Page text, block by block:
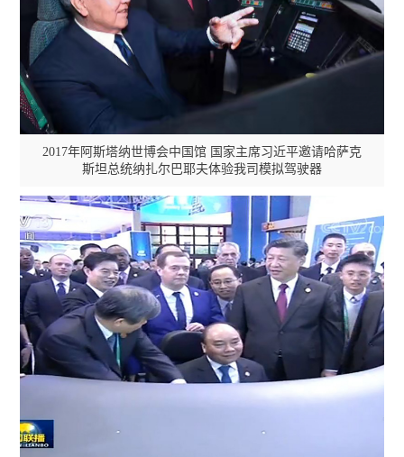
ISO/TS22163 认证证书 IS009001：质量管理体系认证证书
常驻网点 
合作客户
国铁
2017年阿斯塔纳世博会中国馆 国家主席习近平邀请哈萨克
斯坦总统纳扎尔巴耶夫体验我司模拟驾驶器